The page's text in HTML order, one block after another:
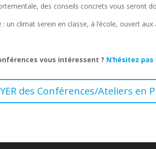
des conseils concrets vous seront
: un climat serein en classe, à l’école, ouvert aux
vous intéressent ? N’hésitez
des Conférences/Ateliers en